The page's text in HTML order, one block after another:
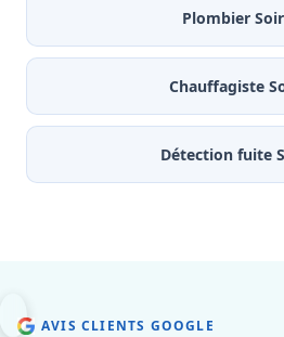
Plombier
Chauffagiste
Détection fuite
AVIS CLIENTS GOOGLE